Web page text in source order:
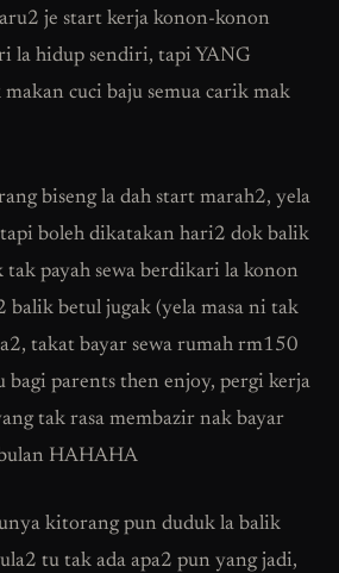
je start kerja konon-konon
la hidup sendiri, tapi YANG
cuci baju semua carik mak
biseng la dah start marah2, yela
boleh dikatakan hari2 dok balik
payah sewa berdikari la konon
balik betul jugak (yela masa ni tak
takat bayar sewa rumah rm150
bagi parents then enjoy, pergi kerja
tak rasa membazir nak bayar
HAHAHA
kitorang pun duduk la balik
tu tak ada apa2 pun yang jadi,